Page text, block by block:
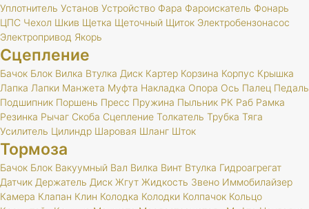
Уплотнитель Установ Устройство Фара Фароискатель Фонарь
ЦПС Чехол Шкив Щетка Щеточный Щиток Электробензонасос
Электропривод Якорь
Сцепление
Бачок Блок Вилка Втулка Диск Картер Корзина Корпус Крышка
Лапка Лапки Манжета Муфта Накладка Опора Ось Палец Педаль
Подшипник Поршень Пресс Пружина Пыльник РК Раб Рамка
Резинка Рычаг Скоба Сцепление Толкатель Трубка Тяга
Усилитель Цилиндр Шаровая Шланг Шток
Тормоза
Бачок Блок Вакуумный Вал Вилка Винт Втулка Гидроагрегат
Датчик Держатель Диск Жгут Жидкость Звено Иммобилайзер
Камера Клапан Клин Колодка Колодки Колпачок Кольцо